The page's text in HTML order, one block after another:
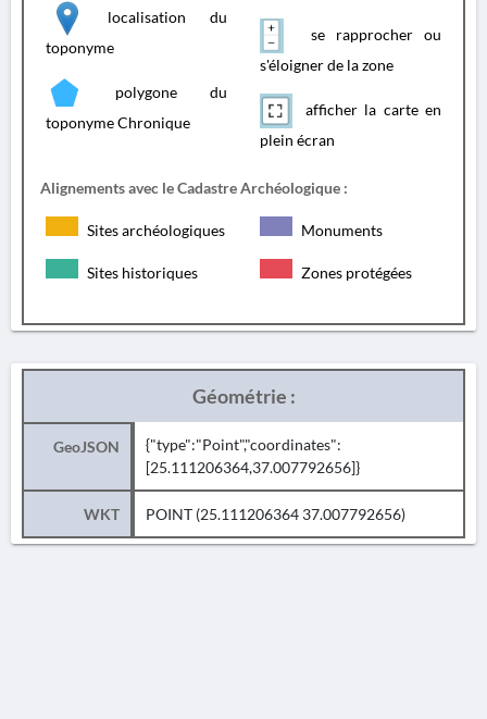
localisation du
toponyme
polygone du
toponyme Chronique
se rapprocher ou
s'éloigner de la zone
afficher la carte en
plein écran
Alignements avec le Cadastre Archéologique :
Sites archéologiques Monuments
Sites historiques Zones protégées
Géométrie :
GeoJSON
{"type":"Point","coordinates":
[25.111206364,37.007792656]}
WKT POINT (25.111206364 37.007792656)